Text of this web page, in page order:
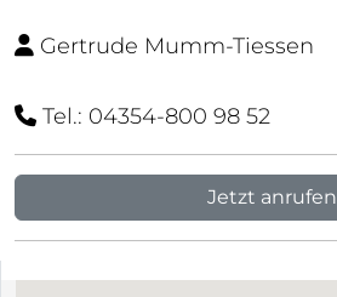
Gertrude Mumm-Tiessen
Tel.: 04354-800 98 52
Jetzt anrufen